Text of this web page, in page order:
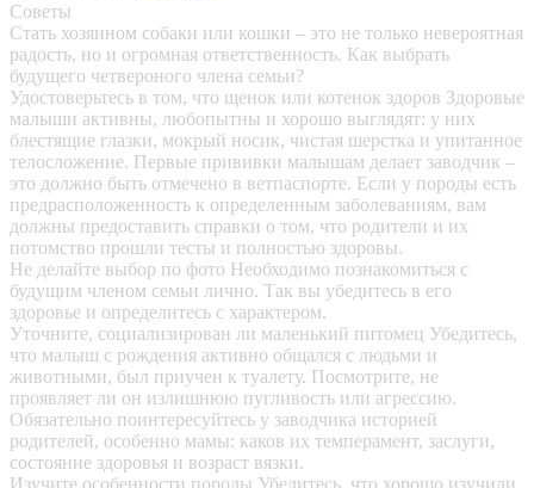
Советы
Стать хозяином собаки или кошки – это не только невероятная
радость, но и огромная ответственность. Как выбрать
будущего четвероного члена семьи?
Удостоверьтесь в том, что щенок или котенок здоров Здоровые
малыши активны, любопытны и хорошо выглядят: у них
блестящие глазки, мокрый носик, чистая шерстка и упитанное
телосложение. Первые прививки малышам делает заводчик –
это должно быть отмечено в ветпаспорте. Если у породы есть
предрасположенность к определенным заболеваниям, вам
должны предоставить справки о том, что родители и их
потомство прошли тесты и полностью здоровы.
Не делайте выбор по фото Необходимо познакомиться с
будущим членом семьи лично. Так вы убедитесь в его
здоровье и определитесь с характером.
Уточните, социализирован ли маленький питомец Убедитесь,
что малыш с рождения активно общался с людьми и
животными, был приучен к туалету. Посмотрите, не
проявляет ли он излишнюю пугливость или агрессию.
Обязательно поинтересуйтесь у заводчика историей
родителей, особенно мамы: каков их темперамент, заслуги,
состояние здоровья и возраст вязки.